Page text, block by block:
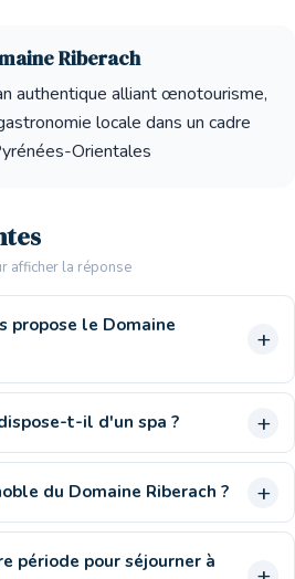
Riberach
authentique alliant œnotourisme,
locale dans un cadre
Orientales
afficher la réponse
propose le Domaine
t-il d'un spa ?
du Domaine Riberach ?
période pour séjourner à